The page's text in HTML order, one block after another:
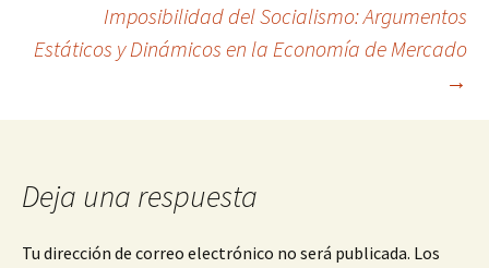
de
entradas
Imposibilidad del Socialismo: Argumentos
Estáticos y Dinámicos en la Economía de Mercado
→
Deja una respuesta
Tu dirección de correo electrónico no será publicada. Los